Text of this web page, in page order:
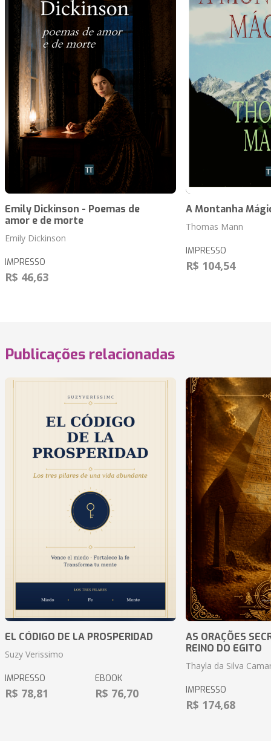
Emily Dickinson - Poemas de
amor e de morte
Emily Dickinson
IMPRESSO
R$ 46,63
A Montanha
Thomas Mann
IMPRESSO
R$ 104,54
Publicações relacionadas
EL CÓDIGO DE LA PROSPERIDAD
Suzy Verissimo
IMPRESSO
R$ 78,81
EBOOK
R$ 76,70
AS ORAÇÕES
REINO DO EGITO
Thayla da Silva
IMPRESSO
R$ 174,68